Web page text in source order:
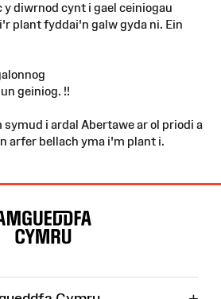
y diwrnod cynt i gael ceiniogau
plant fyddai'n galw gyda ni. Ein
geiniog. !!
symud i ardal Abertawe ar ol priodi a
arfer bellach yma i'm plant i.